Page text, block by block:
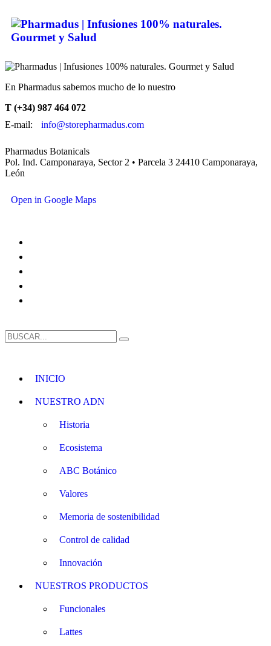
En Pharmadus sabemos mucho de lo nuestro
T (+34) 987 464 072
E-mail:
info@storepharmadus.com
Pharmadus Botanicals
Pol. Ind. Camponaraya, Sector 2 • Parcela 3 24410 Camponaraya,
León
Open in Google Maps
INICIO
NUESTRO ADN
Historia
Ecosistema
ABC Botánico
Valores
Memoria de sostenibilidad
Control de calidad
Innovación
NUESTROS PRODUCTOS
Funcionales
Lattes